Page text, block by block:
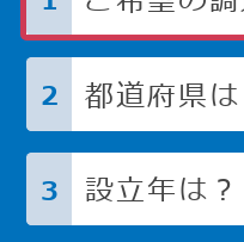
2 都道府県は
3 設立年は？